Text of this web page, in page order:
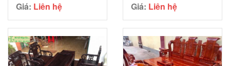
Giá: Liên hệ Giá: Liên hệ